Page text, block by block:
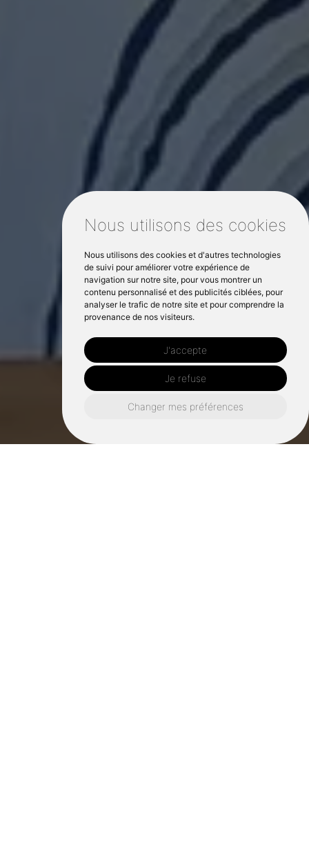
Nous utilisons des cookies
Nous utilisons des cookies et d'autres technologies
de suivi pour améliorer votre expérience de
navigation sur notre site, pour vous montrer un
contenu personnalisé et des publicités ciblées, pour
analyser le trafic de notre site et pour comprendre la
provenance de nos visiteurs.
J'accepte
Je refuse
Changer mes préférences